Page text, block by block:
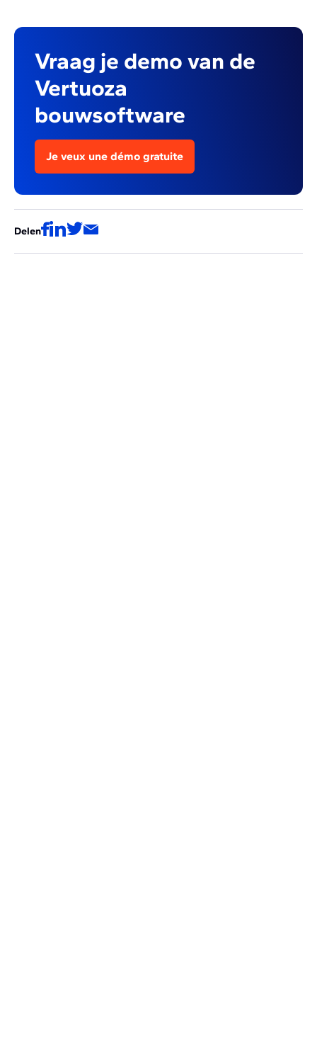
Vraag je demo van de
Vertuoza
bouwsoftware
Je veux une démo gratuite
Delen